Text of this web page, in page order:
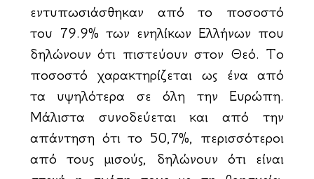
εντυπωσιάσθηκαν από το ποσοστό
του 79.9% των ενηλίκων Ελλήνων που
δηλώνουν ότι πιστεύουν στον Θεό. Το
ποσοστό χαρακτηρίζεται ως ένα από
τα υψηλότερα σε όλη την Ευρώπη.
Μάλιστα συνοδεύεται και από την
απάντηση ότι το 50,7%, περισσότεροι
από τους μισούς, δηλώνουν ότι είναι